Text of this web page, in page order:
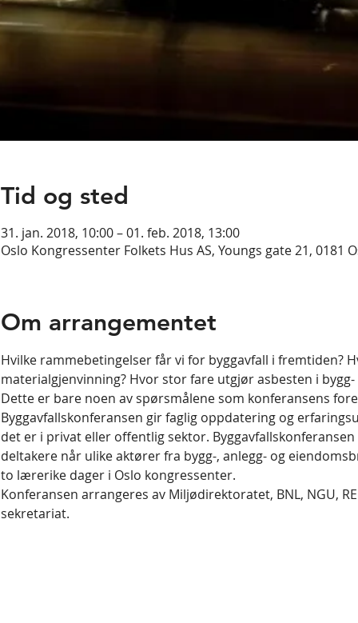
Tid og sted
31. jan. 2018, 10:00 – 01. feb. 2018, 13:00
Oslo Kongressenter Folkets Hus AS, Youngs gate 21, 0181
Om arrangementet
Hvilke rammebetingelser får vi for byggavfall i fremtiden?
materialgjenvinning? Hvor stor fare utgjør asbesten i
Byggavfallskonferansen gir faglig oppdatering og
det er i privat eller offentlig sektor.
deltakere når ulike aktører fra bygg-, anlegg- og
Konferansen arrangeres av Miljødirektoratet, BNL, NGU,
sekretariat.